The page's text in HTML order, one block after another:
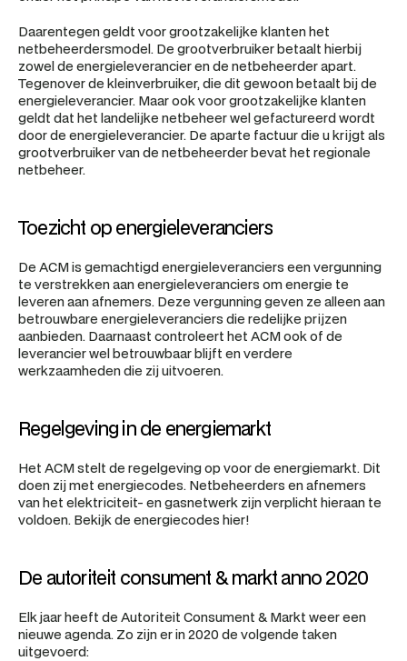
Daarentegen geldt voor grootzakelijke klanten het
netbeheerdersmodel. De grootverbruiker betaalt hierbij
zowel de energieleverancier en de netbeheerder apart.
Tegenover de kleinverbruiker, die dit gewoon betaalt bij de
energieleverancier. Maar ook voor grootzakelijke klanten
geldt dat het landelijke netbeheer wel gefactureerd wordt
door de energieleverancier. De aparte factuur die u krijgt als
grootverbruiker van de netbeheerder bevat het regionale
netbeheer.
Toezicht op energieleveranciers
De ACM is gemachtigd energieleveranciers een vergunning
te verstrekken aan energieleveranciers om energie te
leveren aan afnemers. Deze vergunning geven ze alleen aan
betrouwbare energieleveranciers die redelijke prijzen
aanbieden. Daarnaast controleert het ACM ook of de
leverancier wel betrouwbaar blijft en verdere
werkzaamheden die zij uitvoeren.
Regelgeving in de energiemarkt
Het ACM stelt de regelgeving op voor de energiemarkt. Dit
doen zij met energiecodes. Netbeheerders en afnemers
van het elektriciteit- en gasnetwerk zijn verplicht hieraan te
voldoen. Bekijk de energiecodes hier!
De autoriteit consument & markt anno 2020
Elk jaar heeft de Autoriteit Consument & Markt weer een
nieuwe agenda. Zo zijn er in 2020 de volgende taken
uitgevoerd: